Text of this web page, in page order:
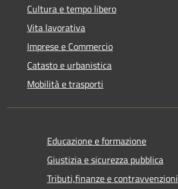
Cultura e tempo libero
Vita lavorativa
Imprese e Commercio
Catasto e urbanistica
Mobilità e trasporti
Educazione e formazione
Giustizia e sicurezza pubblica
Tributi,finanze e contravvenzioni